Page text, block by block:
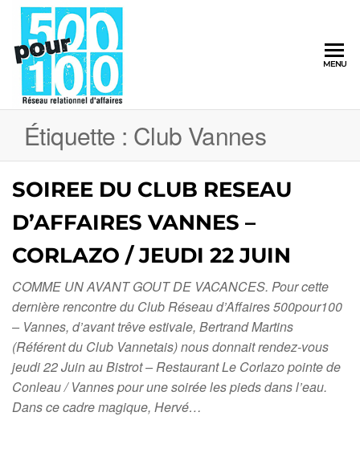
MENU
Étiquette : Club Vannes
SOIREE DU CLUB RESEAU
D’AFFAIRES VANNES –
CORLAZO / JEUDI 22 JUIN
COMME UN AVANT GOUT DE VACANCES. Pour cette
dernière rencontre du Club Réseau d’Affaires 500pour100
– Vannes, d’avant trêve estivale, Bertrand Martins
(Référent du Club Vannetais) nous donnait rendez-vous
jeudi 22 Juin au Bistrot – Restaurant Le Corlazo pointe de
Conleau / Vannes pour une soirée les pieds dans l’eau.
Dans ce cadre magique, Hervé…